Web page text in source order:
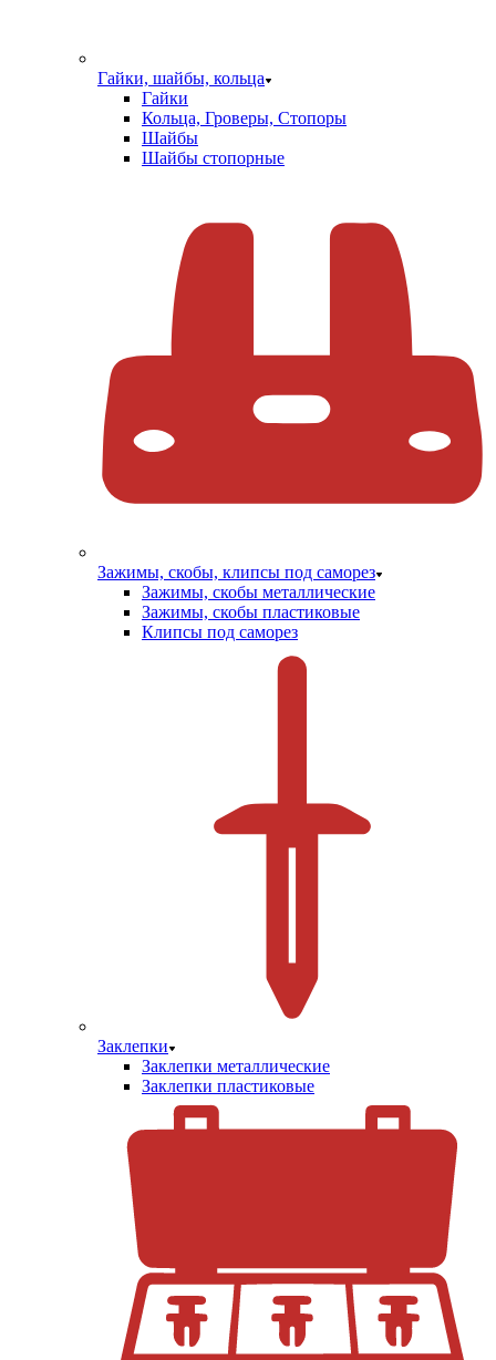
Гайки, шайбы, кольца
Гайки
Кольца, Гроверы, Стопоры
Шайбы
Шайбы стопорные
Зажимы, скобы, клипсы под саморез
Зажимы, скобы металлические
Зажимы, скобы пластиковые
Клипсы под саморез
Заклепки
Заклепки металлические
Заклепки пластиковые